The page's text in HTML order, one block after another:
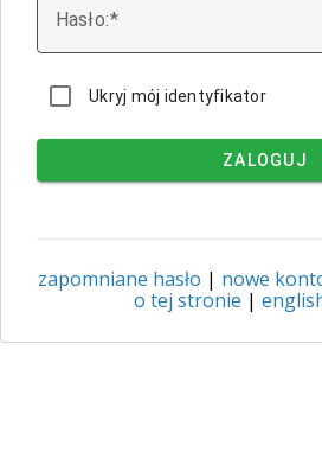
Hasło:
Ukryj mój identyfikator
ZALOGUJ
zapomniane hasło | nowe
o tej stronie |